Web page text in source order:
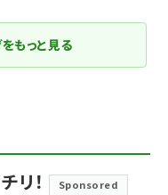
もっと見る
リ！ Sponsored